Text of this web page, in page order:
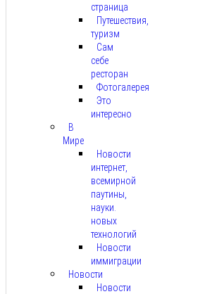
страница
Путешествия,
туризм
Сам
себе
ресторан
Фотогалерея
Это
интересно
В
Мире
Новости
интернет,
всемирной
паутины,
науки.
новых
технологий
Новости
иммиграции
Новости
Новости